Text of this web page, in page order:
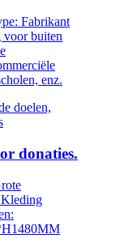
Fabrikant
voor buiten
enz.
donaties.
Kleding